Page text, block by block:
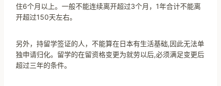
住6个月以上。一般不能连续离开超过3个月，1年合计不能离
开超过150天左右。
另外，持留学签证的人，不能算在日本有生活基础,因此无法单
独申请归化。留学的在留资格变更为就劳以后,必须满足变更后
超过三年的条件。